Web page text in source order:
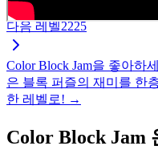
다음 레벨2225
Color Block Jam을 좋아하
은 블록 퍼즐의 재미를 한
한 레벨로! →
Color Block Jam